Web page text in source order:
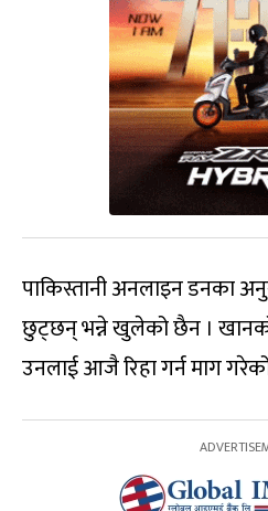
पाकिस्तानी अनलाइन डनका
छुट्छन् भन्ने खुलेको छैन ।
उनलाई आजै रिहा गर्न माग